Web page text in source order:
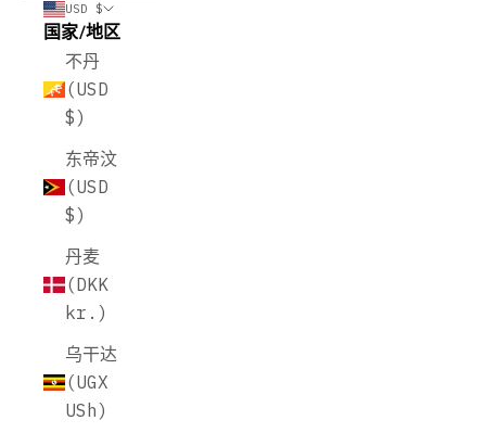
USD $
国家/地区
不丹
(USD
$)
东帝汶
(USD
$)
丹麦
(DKK
kr.)
乌干达
(UGX
USh)